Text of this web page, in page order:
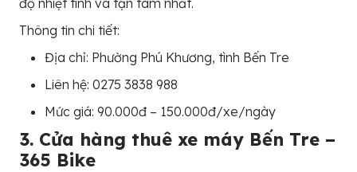
Thông tin chi tiết:
Địa chỉ: Phường Phú Khương, tình Bến Tre
Liên hệ: 0275 3838 988
Mức giá: 90.000đ – 150.000đ/xe/ngày
3. Cửa hàng thuê xe máy Bến Tre –
365 Bike